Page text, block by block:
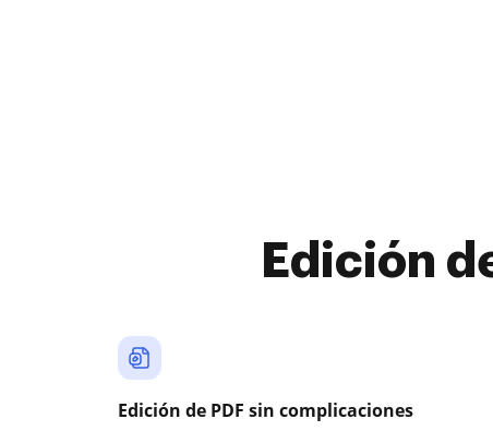
Edición
Edición de PDF sin complicaciones